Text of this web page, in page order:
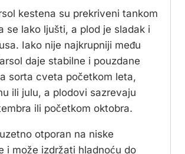
kestena su prekriveni tankom
se lako ljušti, a plod je sladak i
Iako nije najkrupniji među
daje stabilne i pouzdane
sorta cveta početkom leta,
ili julu, a plodovi sazrevaju
ili početkom oktobra.
otporan na niske
i može izdržati hladnoću do